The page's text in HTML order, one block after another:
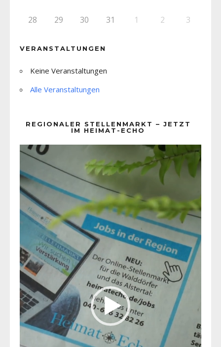
28 29 30 31 1 2 3
VERANSTALTUNGEN
Keine Veranstaltungen
Alle Veranstaltungen
REGIONALER STELLENMARKT – JETZT
IM HEIMAT-ECHO
Player